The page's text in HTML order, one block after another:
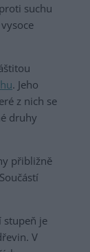
suchu
. Jeho
z nich se
druhy
přibližně
stupeň je
V